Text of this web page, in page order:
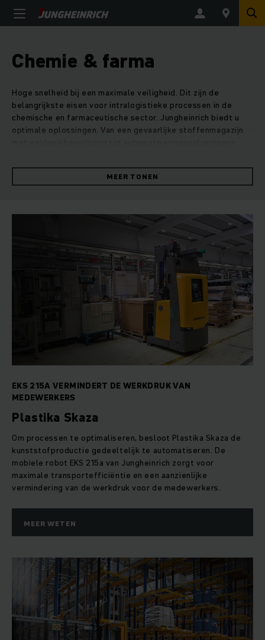
Chemie & farma
Hoge snelheid bij een maximale veiligheid. Dit zijn de
belangrijkste eisen voor intralogistieke processen in de
chemische en farmaceutische sector. Jungheinrich biedt u
optimale oplossingen. Van een gevaarlijke stoffenmagazijn
MEER TONEN
EKS 215A VERMINDERT DE WERKDRUK VAN
MEDEWERKERS
Plastika Skaza
Om processen te optimaliseren, besloot Plastika Skaza de
kunststofproductie gedeeltelijk te automatiseren. De
mobiele robot EKS 215a van Jungheinrich zorgt voor
maximale transportefficiëntie en een aanzienlijke
vermindering van de werkdruk voor de medewerkers.
MEER WETEN